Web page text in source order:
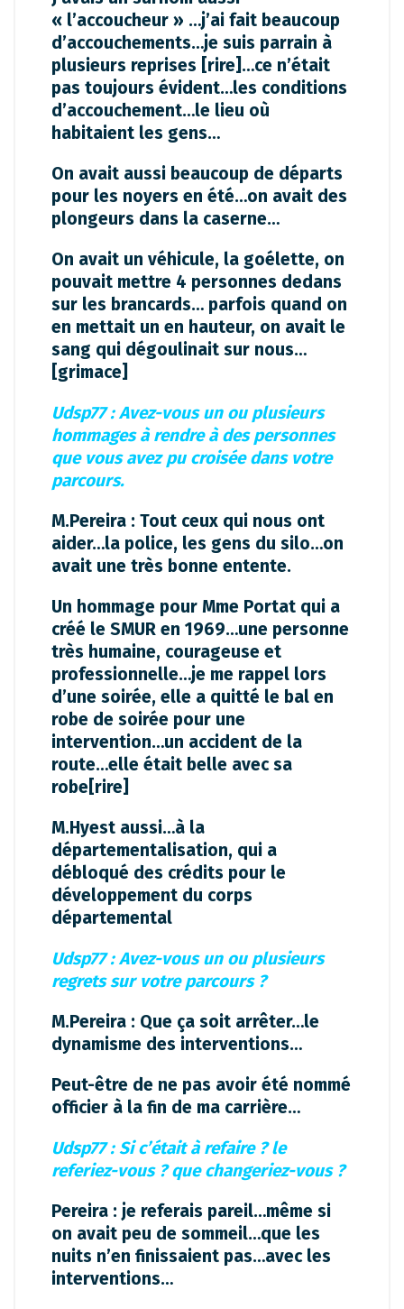
« l’accoucheur » …j’ai fait beaucoup
d’accouchements…je suis parrain à
plusieurs reprises [rire]…ce n’était
pas toujours évident…les conditions
d’accouchement…le lieu où
habitaient les gens…
On avait aussi beaucoup de départs
pour les noyers en été…on avait des
plongeurs dans la caserne…
On avait un véhicule, la goélette, on
pouvait mettre 4 personnes dedans
sur les brancards… parfois quand on
en mettait un en hauteur, on avait le
sang qui dégoulinait sur nous…
[grimace]
Udsp77 : Avez-vous un ou plusieurs
hommages à rendre à des personnes
que vous avez pu croisée dans votre
parcours.
M.Pereira : Tout ceux qui nous ont
aider…la police, les gens du silo…on
avait une très bonne entente.
Un hommage pour Mme Portat qui a
créé le SMUR en 1969…une personne
très humaine, courageuse et
professionnelle…je me rappel lors
d’une soirée, elle a quitté le bal en
robe de soirée pour une
intervention…un accident de la
route…elle était belle avec sa
robe[rire]
M.Hyest aussi…à la
départementalisation, qui a
débloqué des crédits pour le
développement du corps
départemental
Udsp77 : Avez-vous un ou plusieurs
regrets sur votre parcours ?
M.Pereira : Que ça soit arrêter…le
dynamisme des interventions…
Peut-être de ne pas avoir été nommé
officier à la fin de ma carrière…
Udsp77 : Si c’était à refaire ? le
referiez-vous ? que changeriez-vous ?
Pereira : je referais pareil…même si
on avait peu de sommeil…que les
nuits n’en finissaient pas…avec les
interventions…